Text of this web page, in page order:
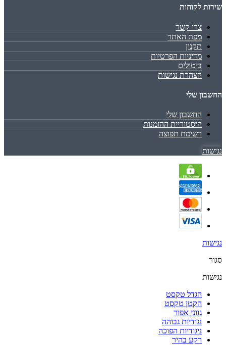
שירות לקוחות
צרו קשר
מפת האתר
תקנון
מדיניות הפרטיות
ביטולים
הצהרת נגישות
החשבון שלי
החשבון שלי
היסטוריית ההזמנות
רשימת תפוצה
נגישות
נגישות
סגור
נגישות
הגדל טקסט
הקטן טקסט
גווני אפור
נגודיות גבוהה
ניגודיות הפוכה
רקע בהיר